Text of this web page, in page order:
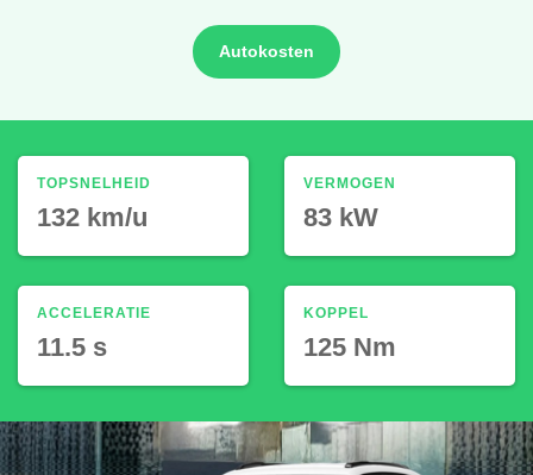
Autokosten
TOPSNELHEID
132 km/u
ACCELERATIE
11.5 s
VERMOGEN
83 kW
KOPPEL
125 Nm